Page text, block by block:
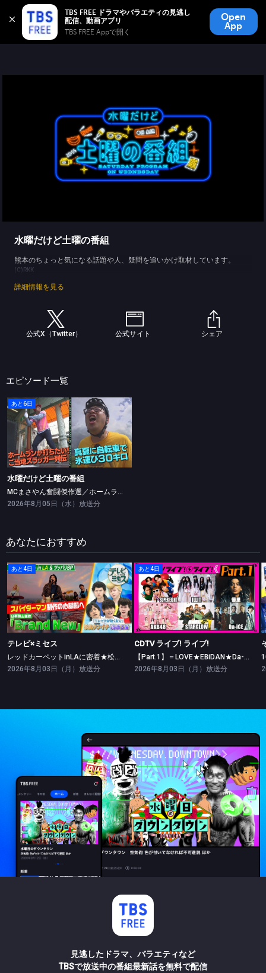
TBS FREE ドラマやバラエティの見逃し
TBS FREE Appで開く
Open
App
TBS FREE
無料見逃し配信
水曜だけど土曜の番組
熊本のちょっと気になる話題や人、疑問を追いかけ取材しています。
(C)RKK
詳細情報を見る
公式X（Twitter） 公式サイト シェア
エピソード一覧
あと6日
水曜だけど土曜の番組
水曜だけど土曜の番組
MCまさやん奮闘傑作選／ホームランを打ちたい／真夏に自転車で氷運び
2026年8月05日（水）放送分
あなたにおすすめ
あと4日
テレビ×ミセス
レッドカーペットinLAに密着★松山ケンイチ・高橋文哉ツッパリ勝負！
テレビ×ミセス
レッドカーペットinLAに密着★松山ケンイチ・高橋文哉ツッパリ勝負！
2026年8月03日（月）放送分
あと4日
CDTV ライブ! ライブ!
【Part.1】＝LOVE★EBiDAN★Da-iCE★ILLIT★AKB48
CDTV ライブ! ライブ!
【Part.1】＝LOVE★EBiDAN★Da-iCE★ILLIT★AKB48
2026年8月03日（月）放送分
見逃したドラマ、バラエティなど
TBSで放送中の番組最新話を無料で配信